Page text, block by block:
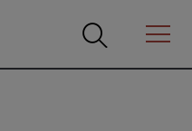
Öppna
Öppna
Menyn